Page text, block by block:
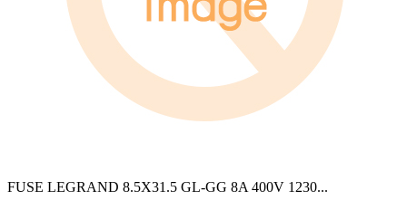
FUSE LEGRAND 8.5X31.5 GL-GG 8A 400V 1230...